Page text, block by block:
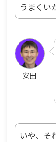
うまくい
安田
いや、そ